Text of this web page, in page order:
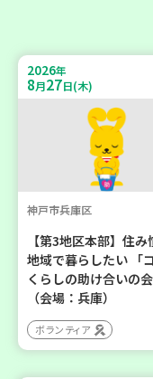
2026年
8月27日(木)
神戸市兵庫区
【第3地区本部】住み
地域で暮らしたい 「
くらしの助け合いの会
（会場：兵庫）
ボランティア